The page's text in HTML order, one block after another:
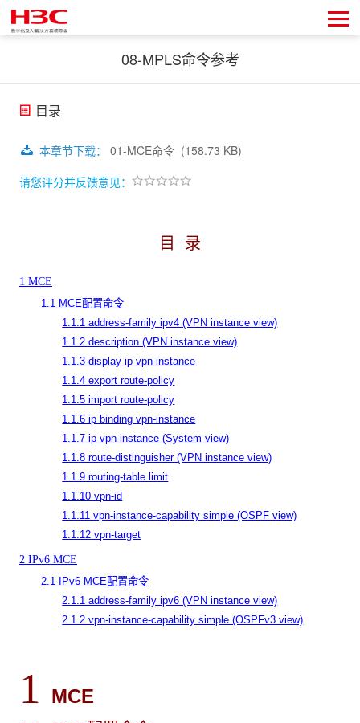
08-MPLS命令参考
目录
本章节下载： 01-MCE命令 (158.73 KB)
请您评分并反馈意见：
目 录
1 MCE
1.1 MCE配置命令
1.1.1 address-family ipv4 (VPN instance view)
1.1.2 description (VPN instance view)
1.1.3 display ip vpn-instance
1.1.4 export route-policy
1.1.5 import route-policy
1.1.6 ip binding vpn-instance
1.1.7 ip vpn-instance (System view)
1.1.8 route-distinguisher (VPN instance view)
1.1.9 routing-table limit
1.1.10 vpn-id
1.1.11 vpn-instance-capability simple (OSPF view)
1.1.12 vpn-target
2 IPv6 MCE
2.1 IPv6 MCE配置命令
2.1.1 address-family ipv6 (VPN instance view)
2.1.2 vpn-instance-capability simple (OSPFv3 view)
1 MCE